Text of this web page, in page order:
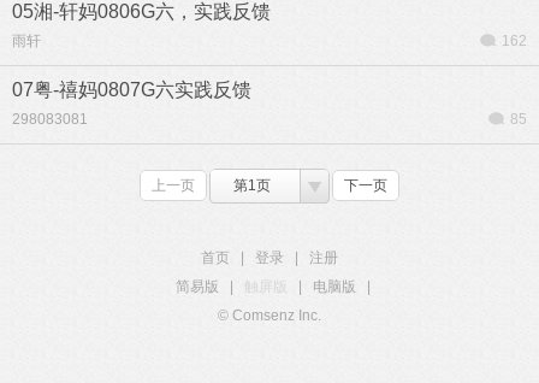
05湘-轩妈0806G六，实践反馈
雨轩 162
07粤-禧妈0807G六实践反馈
298083081 85
上一页 第1页 下一页
首页 登录
注册
简易版
触屏版 电脑版
© Comsenz Inc.